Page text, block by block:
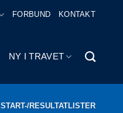
FORBUND KONTAKT
NY I TRAVET
START-/RESULTATLISTER